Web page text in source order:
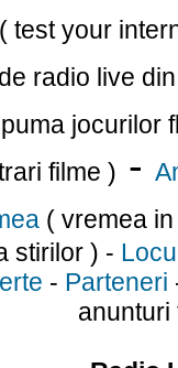
( test your
radio live
jocurilor
filme ) -
( vremea
stirilor ) -
- Parteneri
anunturi